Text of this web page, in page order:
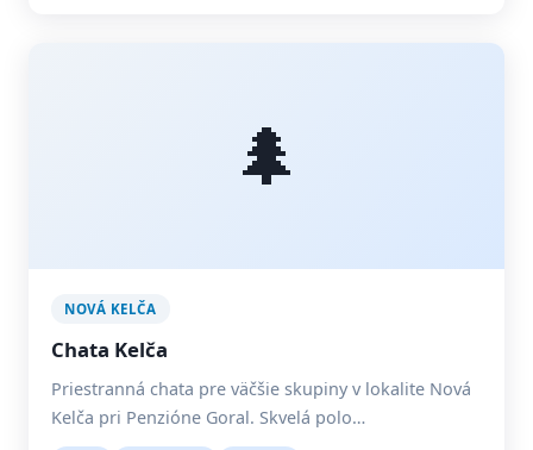
🌲
NOVÁ KELČA
Chata Kelča
Priestranná chata pre väčšie skupiny v lokalite Nová
Kelča pri Penzióne Goral. Skvelá polo…